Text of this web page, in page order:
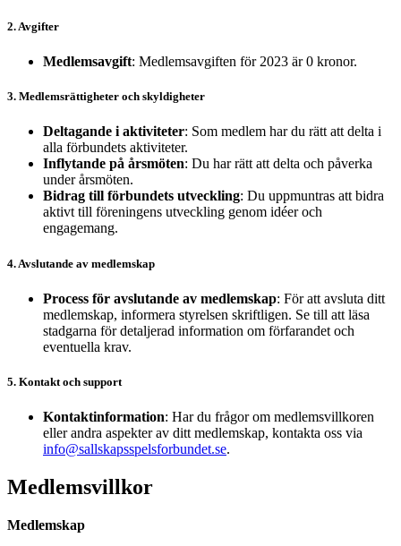
2. Avgifter
Medlemsavgift: Medlemsavgiften för 2023 är 0 kronor.
3. Medlemsrättigheter och skyldigheter
Deltagande i aktiviteter: Som medlem har du rätt att delta i
alla förbundets aktiviteter.
Inflytande på årsmöten: Du har rätt att delta och påverka
under årsmöten.
Bidrag till förbundets utveckling: Du uppmuntras att bidra
aktivt till föreningens utveckling genom idéer och
engagemang.
4. Avslutande av medlemskap
Process för avslutande av medlemskap: För att avsluta ditt
medlemskap, informera styrelsen skriftligen. Se till att läsa
stadgarna för detaljerad information om förfarandet och
eventuella krav.
5. Kontakt och support
Kontaktinformation: Har du frågor om medlemsvillkoren
eller andra aspekter av ditt medlemskap, kontakta oss via
info@sallskapsspelsforbundet.se.
Medlemsvillkor
Medlemskap